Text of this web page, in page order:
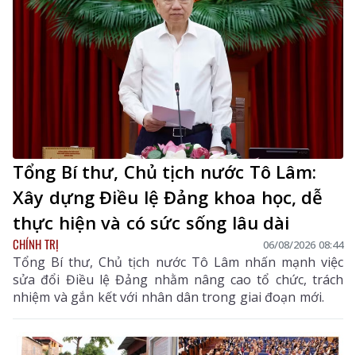
Tổng Bí thư, Chủ tịch nước Tô Lâm:
Xây dựng Điều lệ Đảng khoa học, dễ
thực hiện và có sức sống lâu dài
CHÍNH TRỊ 06/08/2026 08:44
Tổng Bí thư, Chủ tịch nước Tô Lâm nhấn mạnh việc
sửa đổi Điều lệ Đảng nhằm nâng cao tổ chức, trách
nhiệm và gắn kết với nhân dân trong giai đoạn mới.